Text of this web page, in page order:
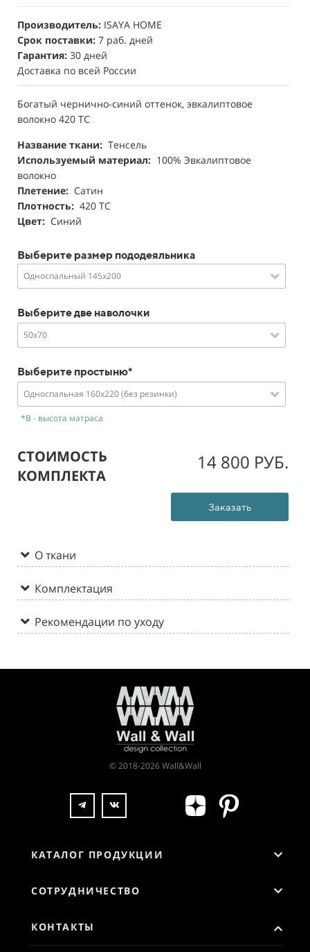
Производитель: ISAYA HOME
Срок поставки: 7 раб. дней
Гарантия: 30 дней
Доставка по всей России
Богатый чернично-синий оттенок, эвкалиптовое
волокно 420 ТС
Название ткани: Тенсель
Используемый материал: 100% Эвкалиптовое
волокно
Плетение: Сатин
Плотность: 420 ТС
Цвет: Синий
Выберите размер пододеяльника
Односпальный 145х200
Выберите две наволочки
50х70
Выберите простыню*
Односпальная 160х220 (без резинки)
*В - высота матраса
СТОИМОСТЬ
КОМПЛЕКТА
14 800 РУБ.
Заказать
О ткани
Комплектация
Рекомендации по уходу
© 2018-2026 Wall&Wall
КАТАЛОГ ПРОДУКЦИИ
СОТРУДНИЧЕСТВО
КОНТАКТЫ